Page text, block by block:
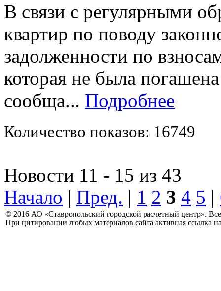
В связи с регулярными
квартир по поводу
задолженности по
которая не была
сообща... Подробнее
Количество показов: 16749
Новости 11 - 15 из 43
Начало | Пред. | 1 2 3 4 5 |
© 2016 АО «Ставропольский городской расчетный центр».
При цитировании любых материалов сайта активная ссылка